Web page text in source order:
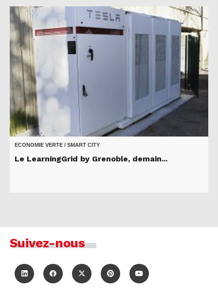
ECONOMIE VERTE / SMART CITY
Le LearningGrid by Grenoble, demain...
Suivez-nous